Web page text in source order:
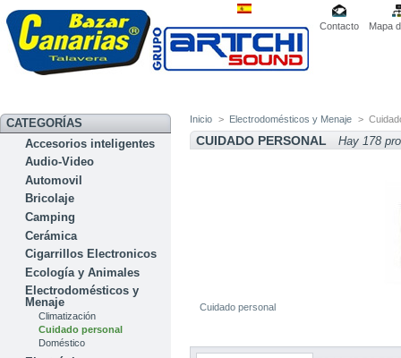
Contacto Mapa
CATEGORÍAS
Accesorios inteligentes
Audio-Video
Automovil
Bricolaje
Camping
Cerámica
Cigarrillos Electronicos
Ecología y Animales
Electrodomésticos y
Menaje
Climatización
Cuidado personal
Doméstico
Inicio > Electrodomésticos y Menaje >
CUIDADO PERSONAL Hay 178
Cuidado personal